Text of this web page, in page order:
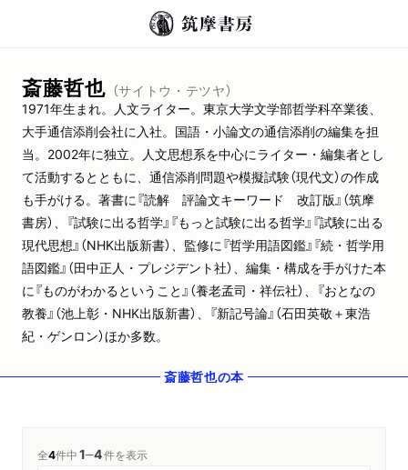
斎藤哲也 （サイトウ・テツヤ）
1971年生まれ。人文ライター。東京大学文学部哲学科卒業後、
大手通信添削会社に入社。国語・小論文の通信添削の編集を担
当。2002年に独立。人文思想系を中心にライター・編集者とし
て活動するとともに、通信添削問題や模擬試験（現代文）の作成
も手がける。著書に『読解 評論文キーワード 改訂版』（筑摩
書房）、『試験に出る哲学』『もっと試験に出る哲学』『試験に出る
現代思想』（NHK出版新書）、監修に『哲学用語図鑑』『続・哲学用
語図鑑』（田中正人・プレジデント社）、編集・構成を手がけた本
に『ものがわかるということ』（養老孟司・祥伝社）、『おとなの
教養』（池上彰・NHK出版新書）、『新記号論』（石田英敬＋東浩
紀・ゲンロン）ほか多数。
斎藤哲也の本
全4件中1─4件を表示